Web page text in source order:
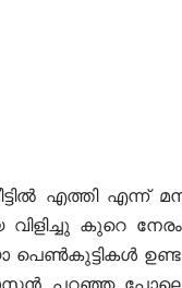
എത്തി എന്ന്
വിളിച്ചു കുറെ
പറഞ്ഞ